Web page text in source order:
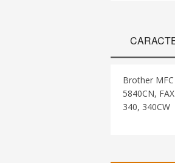
Brother
5840CN,
340, 340CW